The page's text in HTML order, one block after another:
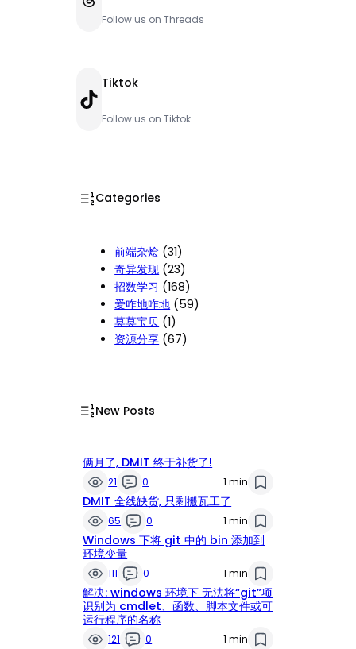
Follow us on Threads
TikTok
Tiktok
Follow us on Tiktok
Categories
前端杂烩 (31)
奇异发现 (23)
招数学习 (168)
爱咋地咋地 (59)
莫莫宝贝 (1)
资源分享 (67)
New Posts
俩月了, DMIT 终于补货了!
21 0 1 min
DMIT 全线缺货, 只剩搬瓦工了
65 0 1 min
Windows 下将 git 中的 bin 添加到
环境变量
111 0 1 min
解决: windows 环境下 无法将“git”项
识别为 cmdlet、函数、脚本文件或可
运行程序的名称
121 0 1 min